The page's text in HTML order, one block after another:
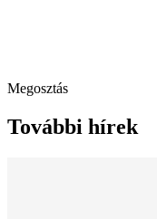
Megosztás
További hírek